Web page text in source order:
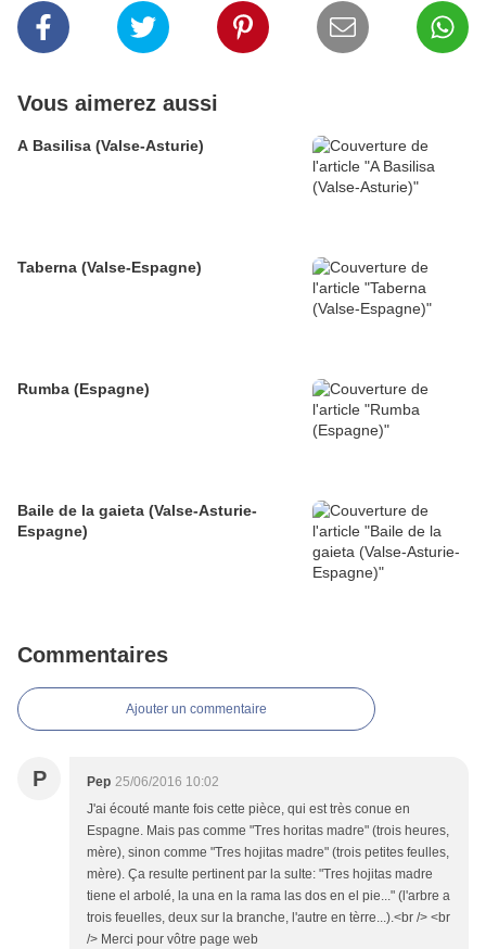
Vous aimerez aussi
A Basilisa (Valse-Asturie)
Taberna (Valse-Espagne)
Rumba (Espagne)
Baile de la gaieta (Valse-Asturie-
Espagne)
Commentaires
Ajouter un commentaire
P Pep 25/06/2016 10:02
J'ai écouté mante fois cette pièce, qui est très conue en
Espagne. Mais pas comme "Tres horitas madre" (trois heures,
mère), sinon comme "Tres hojitas madre" (trois petites feulles,
mère). Ça resulte pertinent par la suIte: "Tres hojitas madre
tiene el arbolé, la una en la rama las dos en el pie..." (l'arbre a
trois feuelles, deux sur la branche, l'autre en tèrre...).<br /> <br
/> Merci pour vôtre page web